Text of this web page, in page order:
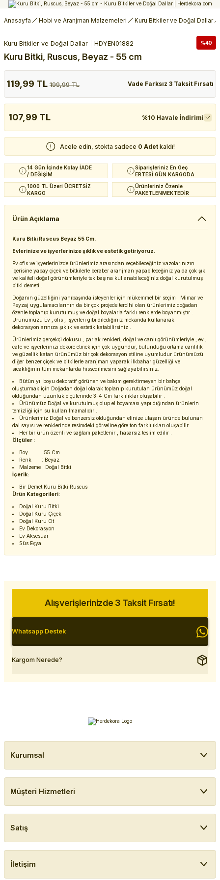
Anasayfa Hobi ve Aranjman Malzemeleri Kuru Bitkiler ve Doğal Dallar
%40
Kuru Bitkiler ve Doğal Dallar HDYEN01882
Kuru Bitki, Ruscus, Beyaz - 55 cm
119,99 TL 199,99 TL Vade Farksız 3 Taksit Fırsatı
107,99 TL %10 Havale İndirimi
Acele edin, stokta sadece 0 Adet kaldı!
14 Gün İçinde Kolay İADE
/ DEĞİŞİM
Siparişleriniz En Geç
ERTESİ GÜN KARGODA
1000 TL Üzeri ÜCRETSİZ
KARGO
Ürünleriniz Özenle
PAKETLENMEKTEDİR
Ürün Açıklama
Kuru Bitki Ruscus Beyaz 55 Cm.
Evlerinize ve işyerlerinize şıklık ve estetik getiriyoruz.
Ev ofis ve işyerlerinizde ürünlerimiz arasından seçebileceğiniz vazolarınızın
içerisine yapay çiçek ve bitkilerle beraber aranjman yapabileceğiniz ya da çok şık
ve kaliteli doğal görünümleriyle tek başına kullanabileceğiniz doğal kurutulmuş
bitki demeti .
Doğanın güzelliğini yanıbaşında isteyenler için mükemmel bir seçim . Mimar ve
Peyzaj uygulamacılarının da bir çok projede tercihi olan ürünlerimiz doğadan
özenle toplanıp kurutulmuş ve doğal boyalarla farklı renklerde boyanmıştır .
Ürünümüzü Ev , ofis , işyerleri gibi dilediğiniz mekanda kullanarak
dekorasyonlarınıza şıklık ve estetik katabilirsiniz .
Ürünlerimiz gerçekçi dokusu , parlak renkleri, doğal ve canlı görünümleriyle , ev ,
cafe ve işyerlerinizi dekore etmek için çok uygundur, bulunduğu ortama canlılık
ve güzellik katan ürünümüz bir çok dekorasyon stiline uyumludur ürünümüzü
diğer benzer çiçek ve bitkilerle aranjman yaparak ilkbahar güzelliği ve
sıcaklığının tüm mekanlarda hissedilmesini sağlayabilirsiniz.
Bütün yıl boyu dekoratif görünen ve bakım gerektirmeyen bir bahçe
oluşturmak için Doğadan doğal olarak toplanıp kurutulan ürünümüz doğal
olduğundan uzunluk ölçülerinde 3-4 Cm farklılıklar oluşabilir .
Ürünümüz Doğal ve kurutulmuş olup el boyaması yapıldığından ürünlerin
temizliği için su kullanılmamalıdır .
Ürünlerimiz Doğal ve benzersiz olduğundan elinize ulaşan üründe bulunan
dal sayısı ve renklerinde resimdeki görseline göre ton farklılıkları oluşabilir .
Her bir ürün özenli ve sağlam paketlenir , hasarsız teslim edilir .
Ölçüler :
Boy : 55 Cm
Renk : Beyaz
Malzeme : Doğal Bitki
İçerik:
Bir Demet Kuru Bitki Ruscus
Ürün Kategorileri:
Doğal Kuru Bitki
Doğal Kuru Çiçek
Doğal Kuru Ot
Ev Dekorasyon
Ev Aksesuar
Süs Eşya
Alışverişlerinizde 3 Taksit Fırsatı!
Whatsapp Destek
Kargom Nerede?
Kurumsal
Müşteri Hizmetleri
Satış
İletişim